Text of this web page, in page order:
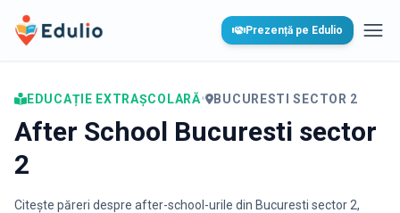
Edulio Prezență pe Edulio
EDUCAȚIE EXTRAȘCOLARĂ• BUCURESTI SECTOR 2
After School Bucuresti sector
2
Citește păreri despre after-school-urile din Bucuresti sector 2,